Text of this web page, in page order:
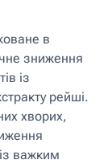
в
зниження
із
рейші.
хворих,
важким